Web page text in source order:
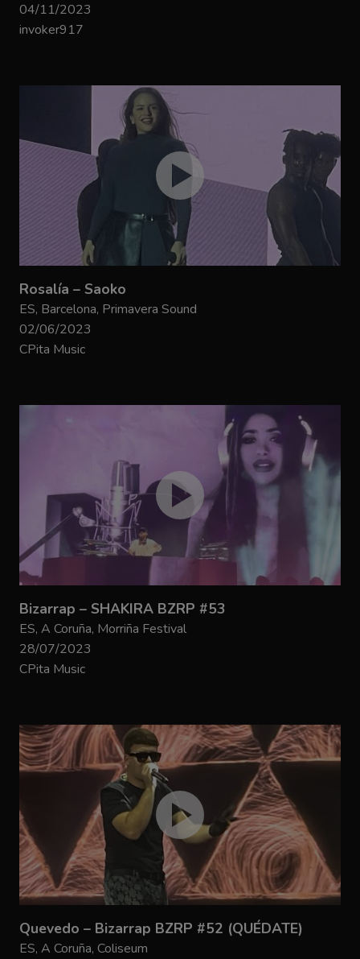
04/11/2023
invoker917
Rosalía – Saoko
ES, Barcelona, Primavera Sound
02/06/2023
CPita Music
Bizarrap – SHAKIRA BZRP #53
ES, A Coruña, Morriña Festival
28/07/2023
CPita Music
Quevedo – Bizarrap BZRP #52 (QUÉDATE)
ES, A Coruña, Coliseum